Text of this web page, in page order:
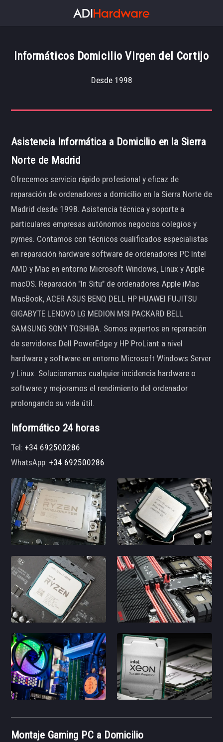
Informáticos Domicilio Virgen del Cortijo
Desde 1998
Asistencia Informática a Domicilio en la Sierra
Norte de Madrid
Ofrecemos servicio rápido profesional y eficaz de
reparación de ordenadores a domicilio en la Sierra Norte de
Madrid desde 1998. Asistencia técnica y soporte a
particulares empresas autónomos negocios colegios y
pymes. Contamos con técnicos cualificados especialistas
en reparación hardware software de ordenadores PC Intel
AMD y Mac en entorno Microsoft Windows, Linux y Apple
macOS. Reparación "In Situ" de ordenadores Apple iMac
MacBook, ACER ASUS BENQ DELL HP HUAWEI FUJITSU
GIGABYTE LENOVO LG MEDION MSI PACKARD BELL
SAMSUNG SONY TOSHIBA. Somos expertos en reparación
de servidores Dell PowerEdge y HP ProLiant a nivel
hardware y software en entorno Microsoft Windows Server
y Linux. Solucionamos cualquier incidencia hardware o
software y mejoramos el rendimiento del ordenador
prolongando su vida útil.
Informático 24 horas
Tel:+34 692500286
WhatsApp:+34 692500286
Montaje Gaming PC a Domicilio